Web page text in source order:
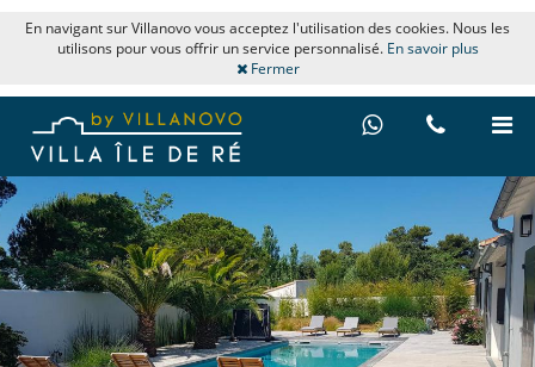
En navigant sur Villanovo vous acceptez l'utilisation des cookies. Nous les
utilisons pour vous offrir un service personnalisé. En savoir plus
Fermer